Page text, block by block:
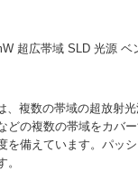
超広帯域 SLD 光源
、複数の帯域の超放射
どの複数の帯域をカバ
を備えています。パッ
。